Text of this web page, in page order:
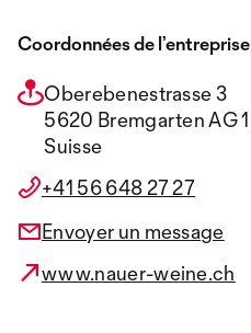
Coordonnées de l’entreprise
Oberebenestrasse 3
5620 Bremgarten AG 1
Suisse
+41 56 648 27 27
Envoyer un message
www.nauer-weine.ch